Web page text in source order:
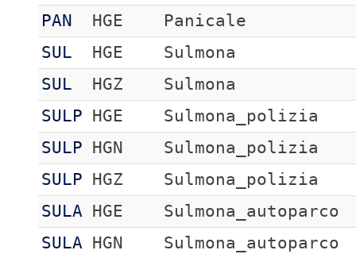
PAN
HGE
Panicale
SUL
HGE
Sulmona
SUL
HGZ
Sulmona
SULP
HGE
Sulmona_polizia
SULP
HGN
Sulmona_polizia
SULP
HGZ
Sulmona_polizia
SULA
HGE
Sulmona_autoparco
SULA
HGN
Sulmona_autoparco